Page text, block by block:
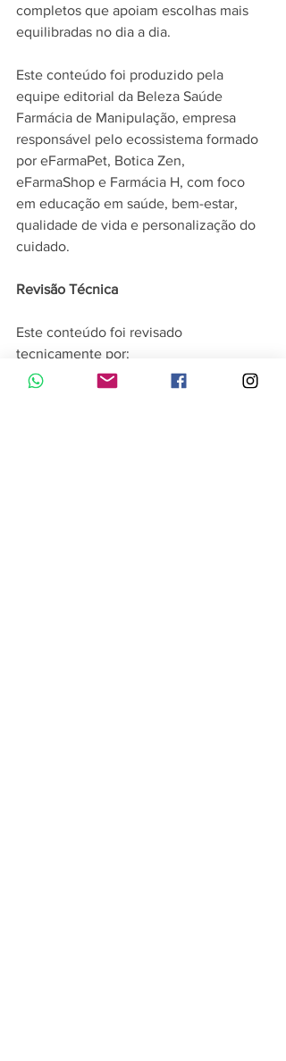
completos que apoiam escolhas mais
equilibradas no dia a dia.
Este conteúdo foi produzido pela
equipe editorial da Beleza Saúde
Farmácia de Manipulação, empresa
responsável pelo ecossistema formado
por eFarmaPet, Botica Zen,
eFarmaShop e Farmácia H, com foco
em educação em saúde, bem-estar,
qualidade de vida e personalização do
cuidado.
Revisão Técnica
Este conteúdo foi revisado
tecnicamente por: